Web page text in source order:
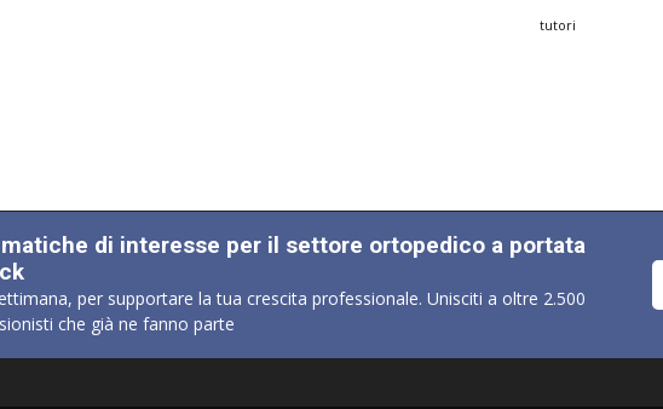
tutori
di interesse per il settore ortopedico a portata
per supportare la tua crescita professionale. Unisciti a oltre 2.500
che già ne fanno parte